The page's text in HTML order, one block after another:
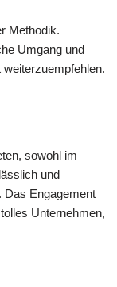
Methodik.
Umgang und
sowohl im
und
Das Engagement
Unternehmen,